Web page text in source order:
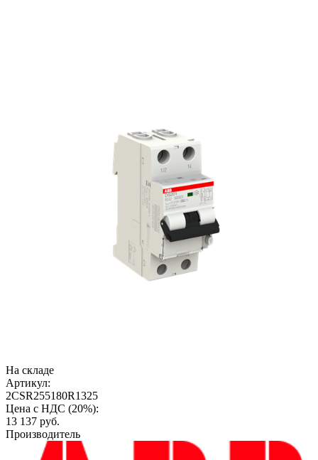
На складе
Артикул:
2CSR255180R1325
Цена с НДС (20%):
13 137 руб.
Производитель